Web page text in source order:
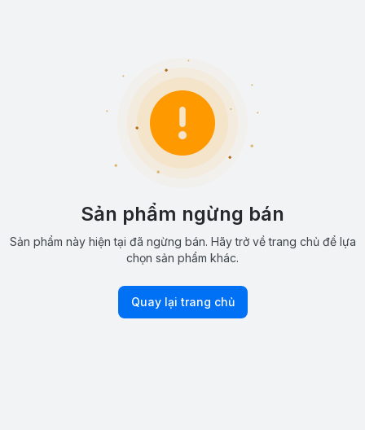
Sản phẩm ngừng bán
Sản phẩm này hiện tại đã ngừng bán. Hãy trở về trang chủ để lựa
chọn sản phẩm khác.
Quay lại trang chủ